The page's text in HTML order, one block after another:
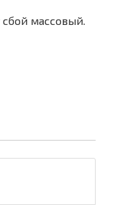
массовый.